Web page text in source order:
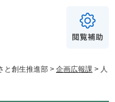
と創生推進部 > 企画広報課 > 人